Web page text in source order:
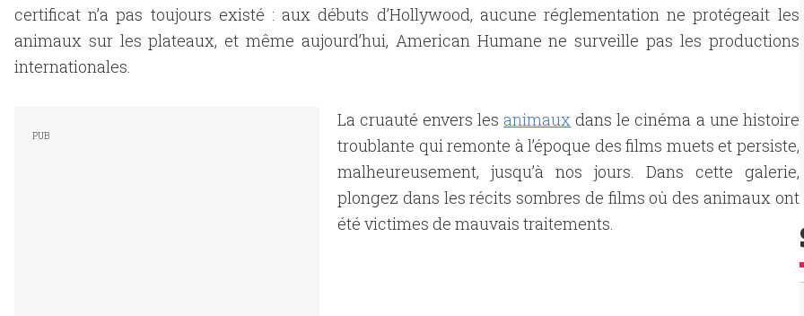
certificat n’a pas toujours existé : aux débuts d’Hollywood, aucune réglementation ne protégeait les
animaux sur les plateaux, et même aujourd’hui, American Humane ne surveille pas les productions
internationales.
La cruauté envers lesanimaux dans le cinéma a une histoire
troublante qui remonte à l’époque des films muets et persiste,
malheureusement, jusqu’à nos jours. Dans cette galerie,
plongez dans les récits sombres de films où des animaux ont
été victimes de mauvais traitements.